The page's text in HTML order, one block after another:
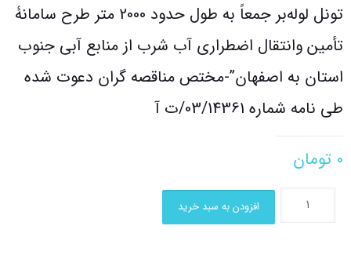
تونل لوله‌بر جمعاً به طول حدود 2000 متر طرح سامانۀ
تأمین وانتقال اضطراری آب شرب از منابع آبی جنوب
استان به اصفهان”-مختص مناقصه گران دعوت شده
طی نامه شماره 03/14361/ت آ
۰ تومان
افزودن به سبد خرید